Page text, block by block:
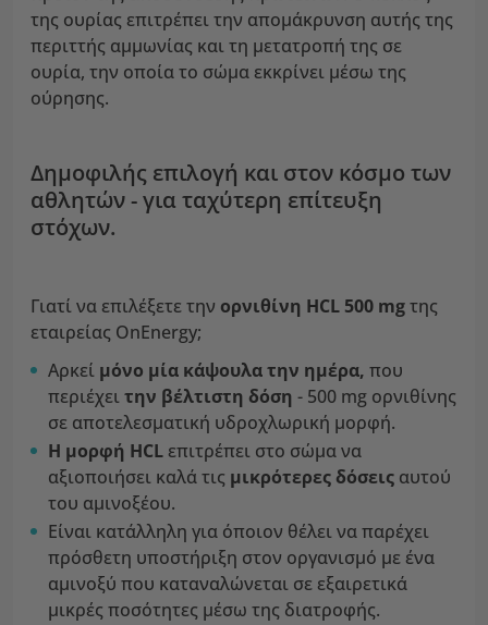
της ουρίας επιτρέπει την απομάκρυνση αυτής της
περιττής αμμωνίας και τη μετατροπή της σε
ουρία, την οποία το σώμα εκκρίνει μέσω της
ούρησης.
Δημοφιλής επιλογή και στον κόσμο των
αθλητών - για ταχύτερη επίτευξη
στόχων.
Γιατί να επιλέξετε την ορνιθίνη HCL 500 mgτης
εταιρείας OnEnergy;
Αρκεί μόνο μία κάψουλα την ημέρα, που
περιέχειτην βέλτιστη δόση - 500 mg ορνιθίνης
σε αποτελεσματική υδροχλωρική μορφή.
Η μορφή HCL επιτρέπει στο σώμα να
αξιοποιήσει καλά τις μικρότερες δόσεις αυτού
του αμινοξέου.
Είναι κατάλληλη για όποιον θέλει να παρέχει
πρόσθετη υποστήριξη στον οργανισμό με ένα
αμινοξύ που καταναλώνεται σε εξαιρετικά
μικρές ποσότητες μέσω της διατροφής.